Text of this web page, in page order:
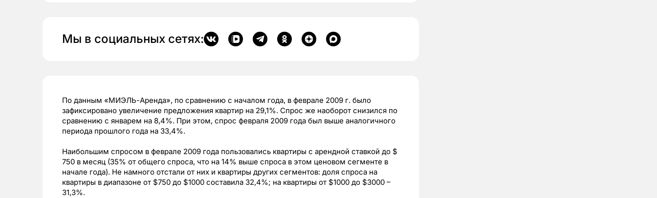
Мы в социальных сетях:
По данным «МИЭЛЬ-Аренда», по сравнению с началом года, в феврале 2009 г. было
зафиксировано увеличение предложения квартир на 29,1%. Спрос же наоборот снизился по
сравнению с январем на 8,4%. При этом, спрос февраля 2009 года был выше аналогичного
периода прошлого года на 33,4%.
Наибольшим спросом в феврале 2009 года пользовались квартиры с арендной ставкой до $
750 в месяц (35% от общего спроса, что на 14% выше спроса в этом ценовом сегменте в
начале года). Не намного отстали от них и квартиры других сегментов: доля спроса на
квартиры в диапазоне от $750 до $1000 составила 32,4%; на квартиры от $1000 до $3000 –
31,3%.